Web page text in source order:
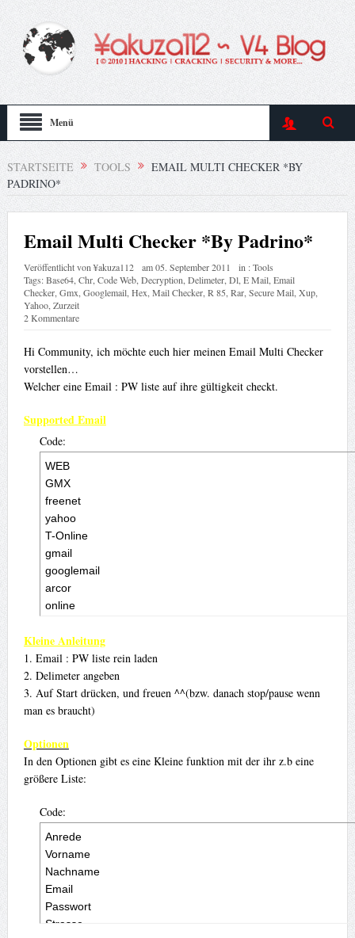
Menü
STARTSEITE TOOLS
EMAIL MULTI CHECKER *BY
PADRINO*
Email Multi Checker *By Padrino*
Veröffentlicht von¥akuza112 am05. September 2011 in :Tools
Tags:Base64, Chr, Code Web, Decryption Delimeter, Dl, E Mail, Email
Checker, Gmx Googlemail, Hex Mail Checker, R 85 Rar, Secure Mail, Xup,
Yahoo, Zurzeit
2 Kommentare
Hi Community, ich möchte euch hier meinen Email Multi Checker
vorstellen…
Welcher eine Email : PW liste auf ihre gültigkeit checkt.
Supported Email
Code:
WEB
GMX
freenet
yahoo
T-Online
gmail
googlemail
arcor
online
emailn
Kleine Anleitung
1. Email : PW liste rein laden
2. Delimeter angeben
3. Auf Start drücken, und freuen ^^(bzw. danach stop/pause wenn
man es braucht)
Optionen
In den Optionen gibt es eine Kleine funktion mit der ihr z.b eine
größere Liste:
Code:
Anrede
Vorname
Nachname
Email
Passwort
Strasse